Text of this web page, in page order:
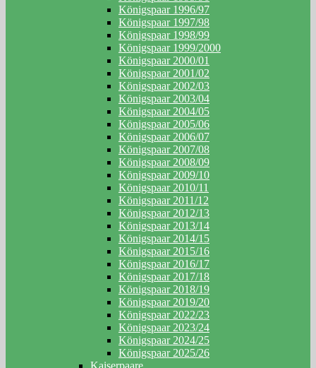
Königspaar 1996/97
Königspaar 1997/98
Königspaar 1998/99
Königspaar 1999/2000
Königspaar 2000/01
Königspaar 2001/02
Königspaar 2002/03
Königspaar 2003/04
Königspaar 2004/05
Königspaar 2005/06
Königspaar 2006/07
Königspaar 2007/08
Königspaar 2008/09
Königspaar 2009/10
Königspaar 2010/11
Königspaar 2011/12
Königspaar 2012/13
Königspaar 2013/14
Königspaar 2014/15
Königspaar 2015/16
Königspaar 2016/17
Königspaar 2017/18
Königspaar 2018/19
Königspaar 2019/20
Königspaar 2022/23
Königspaar 2023/24
Königspaar 2024/25
Königspaar 2025/26
Kaiserpaare